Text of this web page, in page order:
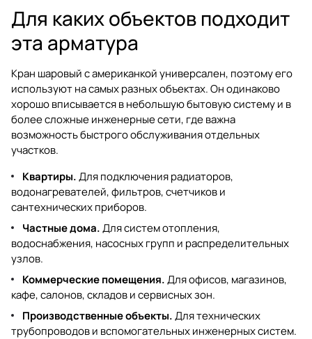
Для каких объектов подходит
эта арматура
Кран шаровый с американкой универсален, поэтому его
используют на самых разных объектах. Он одинаково
хорошо вписывается в небольшую бытовую систему и в
более сложные инженерные сети, где важна
возможность быстрого обслуживания отдельных
участков.
Квартиры.Для подключения радиаторов,
водонагревателей, фильтров, счетчиков и
сантехнических приборов.
Частные дома.Для систем отопления,
водоснабжения, насосных групп и распределительных
узлов.
Коммерческие помещения.Для офисов, магазинов,
кафе, салонов, складов и сервисных зон.
Производственные объекты.Для технических
трубопроводов и вспомогательных инженерных систем.